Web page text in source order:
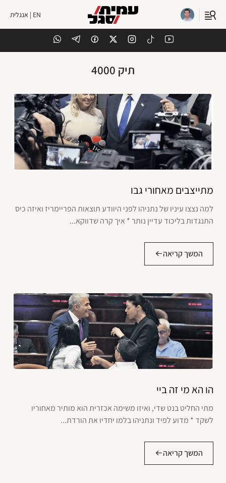
EN | אנגלית
תיק 4000
מתייצבים מאחורי גבו
למה נצצו עיניו של נתניהו לפני היוודע תוצאות הפריימריז ואיזה כיס
התנגדות בליכוד עדיין נותר * איך קרה שדווקא...
המשך קריאה
הו הא מי זה ביי
מתי החליט בנט שדי, ואיזו משימה אכזרית הוא מותיר מאחוריו
לשקד * מדוע לפיד ונתניהו בלמו יחדיו את הורדת...
המשך קריאה